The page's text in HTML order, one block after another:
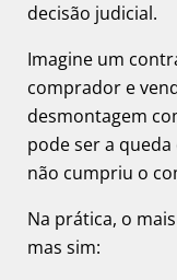
decisão judicial.
Imagine um
comprador e
desmontagem
pode ser a
não cumpriu o
Na prática, o
mas sim: